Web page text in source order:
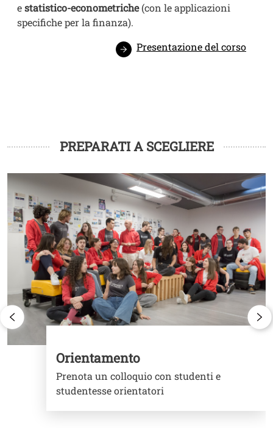
estatistico-econometriche(con le applicazioni
specifiche per la finanza).
Presentazione del corso
PREPARATI A SCEGLIERE
Image
Orientamento
Prenota un colloquio con studenti e
studentesse orientatori